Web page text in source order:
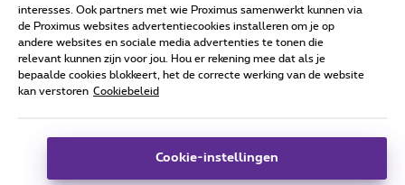
Alle rechten voorbehouden. © Proximus
Algemene voorwaarden, consumenteninfo
Deze website is gecreëerd en wordt beheerd conform het
interesses. Ook partners met wie Proximus samenwerkt kunnen via
de Proximus websites advertentiecookies installeren om je op
andere websites en sociale media advertenties te tonen die
relevant kunnen zijn voor jou. Hou er rekening mee dat als je
bepaalde cookies blokkeert, het de correcte werking van de website
kan verstoren Cookiebeleid
Cookie-instellingen